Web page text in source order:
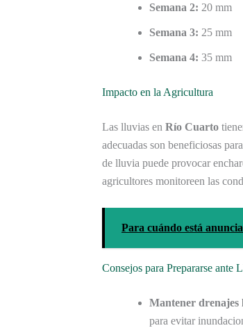
Semana 2: 20 mm
Semana 3: 25 mm
Semana 4: 35 mm
Impacto en la Agricultura
Las lluvias en Río Cuarto
adecuadas son beneficiosas
de lluvia puede provocar
agricultores monitoreen las
Para cuándo está
Consejos para Prepararse ante
Mantener drenajes
para evitar